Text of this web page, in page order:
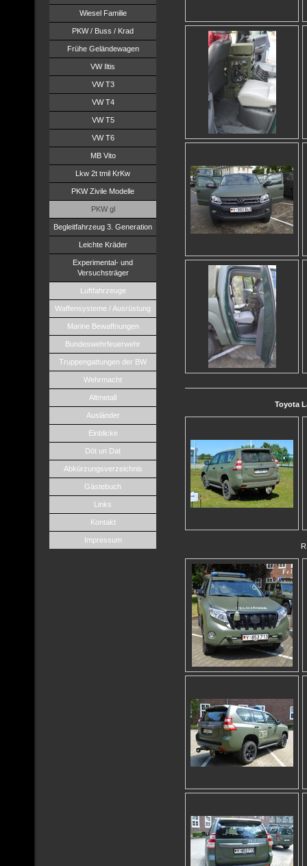
Wiesel Familie
PKW / Buss / Krad
Frühe Geländewagen
VW Iltis
VW T3
VW T4
VW T5
VW T6
MB Vito
Lkw 2t tmil KrKw
PKW Zivile Modelle
PKW gl
Begleitfahrzeug 3. Generation
Leichte Kräder
Experimental- und
Versuchsträger
Luftfahrzeuge
Waffensysteme / Ausrüstung
Marine Bewaffnungen
Bundeswehrfeuerwehr
Truppengattungen der BW
Wehrmacht
Altmetall
Ausländer
Einblicke
Döt un Dat
Abkürzungsverzeichnis
Gästebuch
Links
Kontakt
Impressum
Toyota